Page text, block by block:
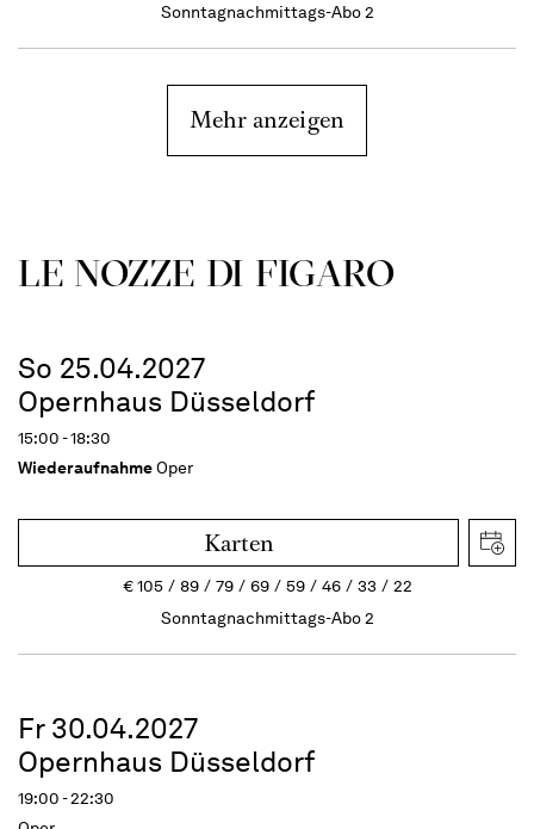
Sonntagnachmittags-Abo 2
Mehr anzeigen
LE NOZZE DI FIGARO
So 25.04.2027
Opernhaus Düsseldorf
15:00 - 18:30
WiederaufnahmeOper
Karten
€105 89 79 69 59 46 33
22
Sonntagnachmittags-Abo 2
Fr 30.04.2027
Opernhaus Düsseldorf
19:00 - 22:30